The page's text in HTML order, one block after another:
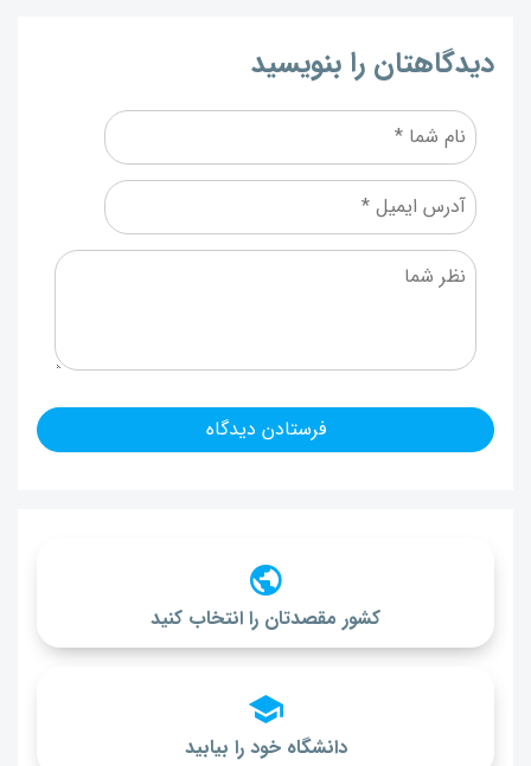
دیدگاهتان را بنویسید
کشور مقصدتان را انتخاب کنید
دانشگاه خود را بیابید